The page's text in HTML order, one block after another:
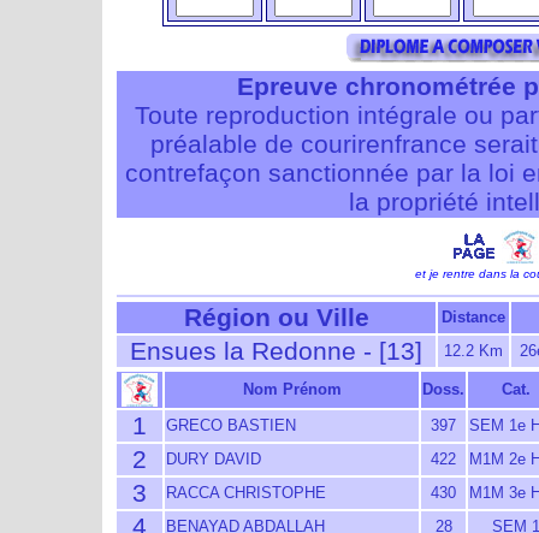
Epreuve chronométrée
Toute reproduction intégrale ou
préalable de courirenfrance
contrefaçon sanctionnée par la loi
la propriété
et je rentre dans la
Région ou Ville Distance
Ensues la Redonne - [13] 12.2 Km
Nom Prénom Doss. Cat.
1 GRECO BASTIEN 397 SEM 1e
2 DURY DAVID 422 M1M 2e
3 RACCA CHRISTOPHE 430 M1M 3e
4 BENAYAD ABDALLAH 28 SEM 1